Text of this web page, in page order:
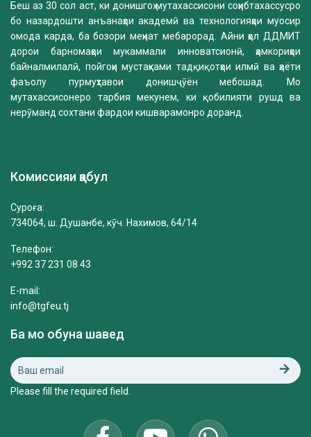
Беш аз 30 сол аст, ки донишгоҳ мутахассисони соҳибтахассусро
бо назардошти анъанаҳои академӣ ва технологияҳои муосир
омода карда, ба бозори меҳнат мебарорад. Айни ҳол ДДМИТ
дорои барномаҳои мукаммали инноватсионӣ, ҳамкориҳои
байналмилалӣ, пойгоҳи мустаҳками тадқиқотҳои илмӣ ва ҳаёти
фаъолу пурмуҳтавои донишҷӯён мебошад. Мо
мутахассисонеро тарбия мекунем, ки қобилияти рушд ва
нерӯманд сохтани фардои кишварамонро доранд.
Комиссияи қабул
Суроға:
734064, ш. Душанбе, кӯч. Нахимов, 64/14
Телефон:
+992 37 231 08 43
E-mail:
info@tgfeu.tj
Ба мо обуна шавед
Please fill the required field.